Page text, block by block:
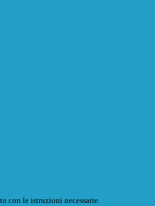
con le istruzioni necessarie.